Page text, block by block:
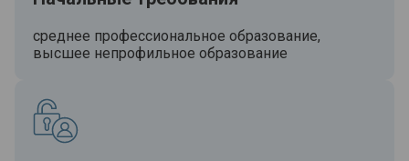
среднее профессиональное образование,
высшее непрофильное образование